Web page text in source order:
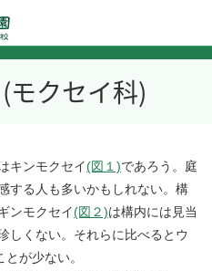
モクセイ科)
キンモクセイ(図１)であろう。庭
する人も多いかもしれない。構
ンモクセイ(図２)は構内には見当
しくない。それらに比べるとウ
が少ない。